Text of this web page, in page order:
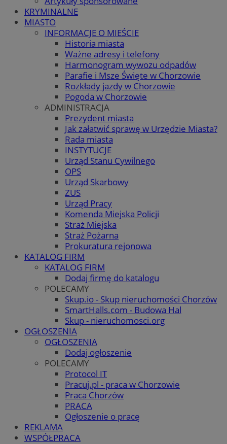
KRYMINALNE
MIASTO
INFORMACJE O MIEŚCIE
Historia miasta
Ważne adresy i telefony
Harmonogram wywozu odpadów
Parafie i Msze Święte w Chorzowie
Rozkłady jazdy w Chorzowie
Pogoda w Chorzowie
ADMINISTRACJA
Prezydent miasta
Jak załatwić sprawę w Urzędzie Miasta?
Rada miasta
INSTYTUCJE
Urząd Stanu Cywilnego
OPS
Urząd Skarbowy
ZUS
Urząd Pracy
Komenda Miejska Policji
Straż Miejska
Straż Pożarna
Prokuratura rejonowa
KATALOG FIRM
KATALOG FIRM
Dodaj firmę do katalogu
POLECAMY
Skup.io - Skup nieruchomości Chorzów
SmartHalls.com - Budowa Hal
Skup - nieruchomosci.org
OGŁOSZENIA
OGŁOSZENIA
Dodaj ogłoszenie
POLECAMY
Protocol IT
Pracuj.pl - praca w Chorzowie
Praca Chorzów
PRACA
Ogłoszenie o pracę
REKLAMA
WSPÓŁPRACA